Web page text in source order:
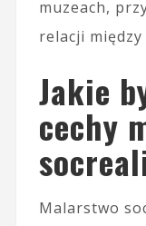
muzeach,
relacji
Jakie
cechy
Malarstwo